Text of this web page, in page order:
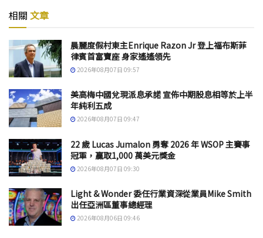
相關 文章
晨麗度假村東主Enrique Razon Jr 登上福布斯菲
律賓首富寶座 身家遙遙領先
2026年08月07日 09:57
美高梅中國兌現派息承諾 宣佈中期股息相等於上半
年純利五成
2026年08月07日 09:47
22 歲 Lucas Jumalon 勇奪 2026 年 WSOP 主賽事
冠軍，贏取1,000 萬美元獎金
2026年08月07日 09:30
Light & Wonder 委任行業資深從業員Mike Smith
出任亞洲區董事總經理
2026年08月06日 09:46